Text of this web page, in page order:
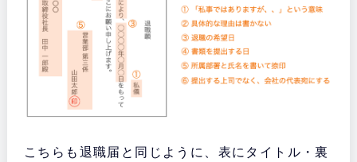
こちらも退職届と同じように、表にタイトル・裏